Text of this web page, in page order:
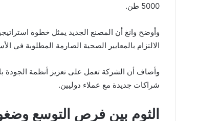
5000 طن.
وأوضح وانغ أن المصنع الجديد يمثل خطوة
الالتزام بالمعايير الصحية الصارمة المطلوبة في
وأضاف أن الشركة تعمل على تعزيز أنظمة الجودة
شراكات جديدة مع عملاء دوليين.
الثوم بين فرص التوسع